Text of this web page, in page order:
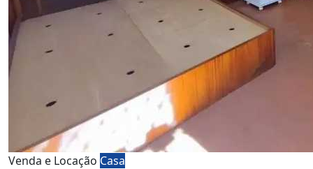
Venda e Locação Casa